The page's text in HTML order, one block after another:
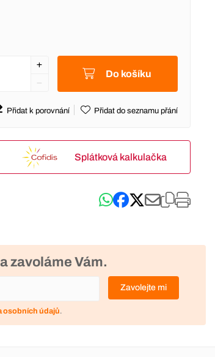
Do košíku
Přidat k porovnání Přidat do seznamu přání
Splátková kalkulačka
zavoláme Vám.
Zavolejte mi
osobních údajů.